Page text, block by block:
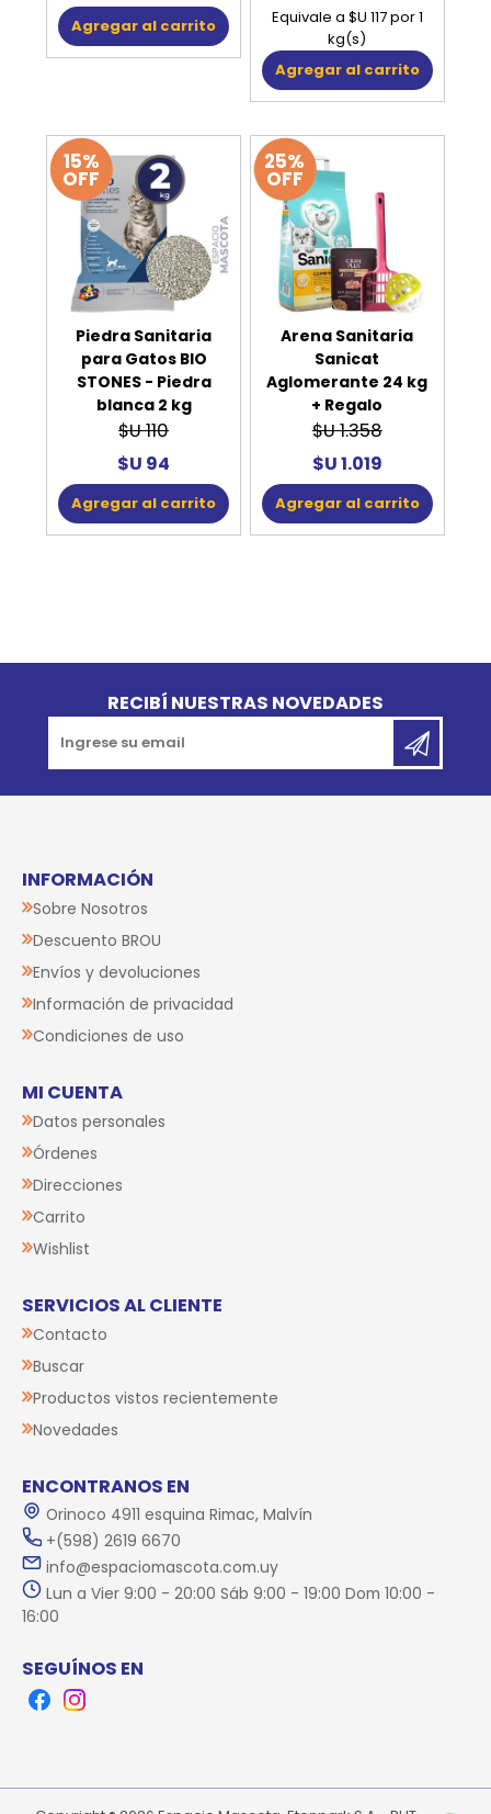
Agregar al carrito
Equivale a $U 117 por 1
kg(s)
Agregar al carrito
15%
OFF
Piedra Sanitaria
para Gatos BIO
STONES - Piedra
blanca 2 kg
$U 110
$U 94
Agregar al carrito
25%
OFF
Arena Sanitaria
Sanicat
Aglomerante 24 kg
+ Regalo
$U 1.358
$U 1.019
Agregar al carrito
RECIBÍ NUESTRAS NOVEDADES
INFORMACIÓN
Sobre Nosotros
Descuento BROU
Envíos y devoluciones
Información de privacidad
Condiciones de uso
MI CUENTA
Datos personales
Órdenes
Direcciones
Carrito
Wishlist
SERVICIOS AL CLIENTE
Contacto
Buscar
Productos vistos recientemente
Novedades
ENCONTRANOS EN
Orinoco 4911 esquina Rimac, Malvín
+(598) 2619 6670
info@espaciomascota.com.uy
Lun a Vier 9:00 - 20:00 Sáb 9:00 - 19:00 Dom 10:00 -
16:00
SEGUÍNOS EN
FacebookInstagram